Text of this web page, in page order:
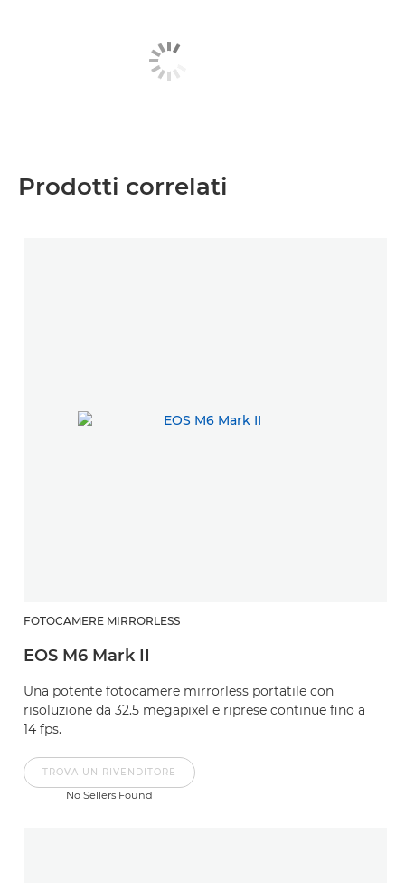
Prodotti correlati
FOTOCAMERE MIRRORLESS
EOS M6 Mark II
Una potente fotocamere mirrorless portatile con
risoluzione da 32.5 megapixel e riprese continue fino a
14 fps.
TROVA UN RIVENDITORE
No Sellers Found